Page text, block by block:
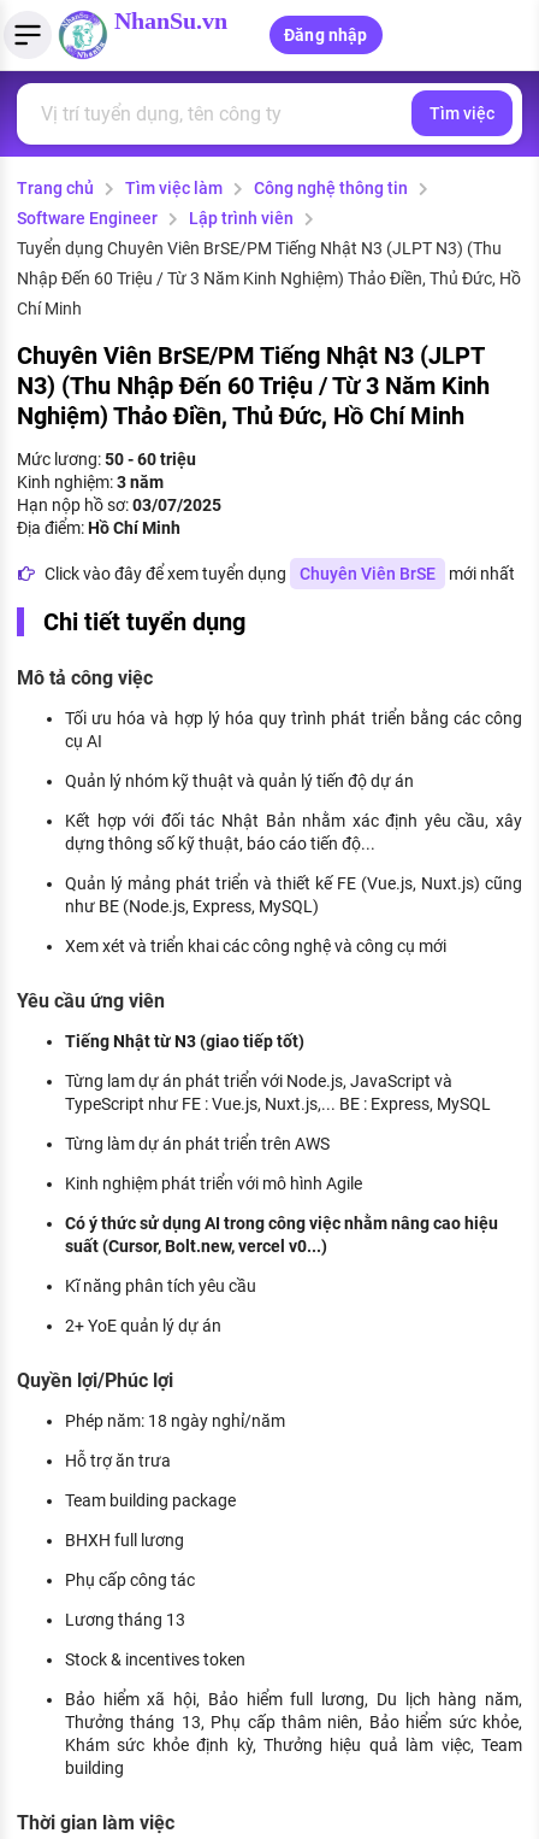
NhanSu.vn
Đăng nhập
Tìm việc làm
Việc làm ngành luật
Việc làm lương cao
Việc làm tốt nhất
CÔNG TY
Danh sách nhà tuyển dụng
Nhà tuyển dụng hàng đầu
Quản lý CV
Tải CV lên
Tạo CV trực tuyến
MẪU CV THEO STYLE
Mẫu CV đơn giản
Mẫu CV hiện đại
Tính lương Gross - Net
Tính thuế thu nhập cá nhân
Tính trợ cấp thất nghiệp
PHÁP LUẬT VIỆT NAM
Văn bản pháp luật
Chính sách mới
PHÁP LUẬT LAO ĐỘNG
Lao động và tiền lương
Bảo hiểm và phúc lợi
Thuế thu nhập
Hồ sơ biểu mẫu
Chính sách lao động
KHÁM PHÁ NGHỀ NGHIỆP
HƯỚNG NGHIỆP VIỆC LÀM
Đặc trưng từng nghề
Xu hướng việc làm
XÂY DỰNG VÀ PHÁT TRIỂN ĐỘI NGŨ
NHÂN SỰ
TUYỂN DỤNG VIỆC LÀM
Tìm việc
Trang chủ Tìm việc làm
Công nghệ thông tin
Software Engineer
Lập trình viên
Tuyển dụng Chuyên Viên BrSE/PM Tiếng Nhật N3 (JLPT N3) (Thu
Nhập Đến 60 Triệu / Từ 3 Năm Kinh Nghiệm) Thảo Điền, Thủ Đức, Hồ
Chí Minh
Chuyên Viên BrSE/PM Tiếng Nhật N3 (JLPT
N3) (Thu Nhập Đến 60 Triệu / Từ 3 Năm Kinh
Nghiệm) Thảo Điền, Thủ Đức, Hồ Chí Minh
Mức lương:50 - 60 triệu
Kinh nghiệm:3 năm
Hạn nộp hồ sơ:03/07/2025
Địa điểm:Hồ Chí Minh
Click vào đây để xem tuyển dụng Chuyên Viên BrSE mới nhất
Chi tiết tuyển dụng
Mô tả công việc
Tối ưu hóa và hợp lý hóa quy trình phát triển bằng các công
cụ AI
Quản lý nhóm kỹ thuật và quản lý tiến độ dự án
Kết hợp với đối tác Nhật Bản nhằm xác định yêu cầu, xây
dựng thông số kỹ thuật, báo cáo tiến độ...
Quản lý mảng phát triển và thiết kế FE (Vue.js, Nuxt.js) cũng
như BE (Node.js, Express, MySQL)
Xem xét và triển khai các công nghệ và công cụ mới
Yêu cầu ứng viên
Tiếng Nhật từ N3 (giao tiếp tốt)
Từng lam dự án phát triển với Node.js, JavaScript và
TypeScript như FE : Vue.js, Nuxt.js,... BE : Express, MySQL
Từng làm dự án phát triển trên AWS
Kinh nghiệm phát triển với mô hình Agile
Có ý thức sử dụng AI trong công việc nhằm nâng cao hiệu
suất (Cursor, Bolt.new, vercel v0...)
Kĩ năng phân tích yêu cầu
2+ YoE quản lý dự án
Quyền lợi/Phúc lợi
Phép năm: 18 ngày nghỉ/năm
Hỗ trợ ăn trưa
Team building package
BHXH full lương
Phụ cấp công tác
Lương tháng 13
Stock & incentives token
Bảo hiểm xã hội, Bảo hiểm full lương, Du lịch hàng năm,
Thưởng tháng 13, Phụ cấp thâm niên, Bảo hiểm sức khỏe,
Khám sức khỏe định kỳ, Thưởng hiệu quả làm việc, Team
building
Thời gian làm việc